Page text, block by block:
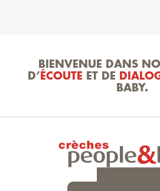
BIENVENUE DANS
D’ ÉCOUTE ET DE
BABY.